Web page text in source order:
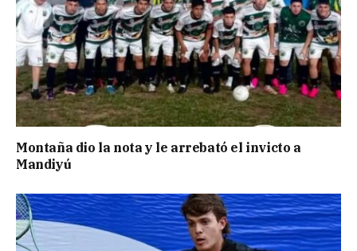
Montaña dio la nota y le arrebató el invicto a
Mandiyú